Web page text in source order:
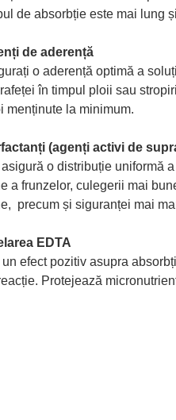
de absorbție este mai lung
de aderență
o aderență optimă a
în timpul ploii sau
menținute la minimum.
(agenți activi de
asigură o distribuție uniformă
a frunzelor, culegerii mai
precum și siguranței mai
EDTA
efect pozitiv asupra
Protejează